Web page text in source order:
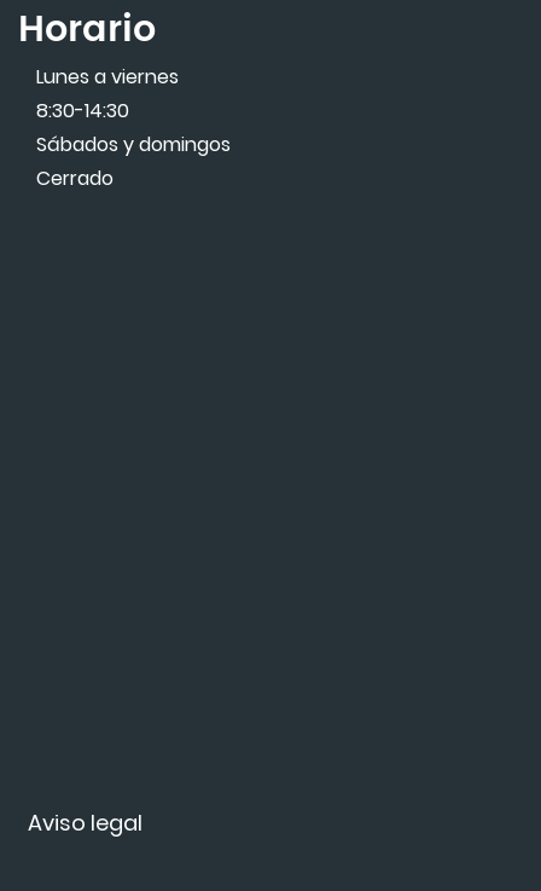
Aviso legal
Horario
Lunes a viernes
8:30-14:30
Sábados y domingos
Cerrado